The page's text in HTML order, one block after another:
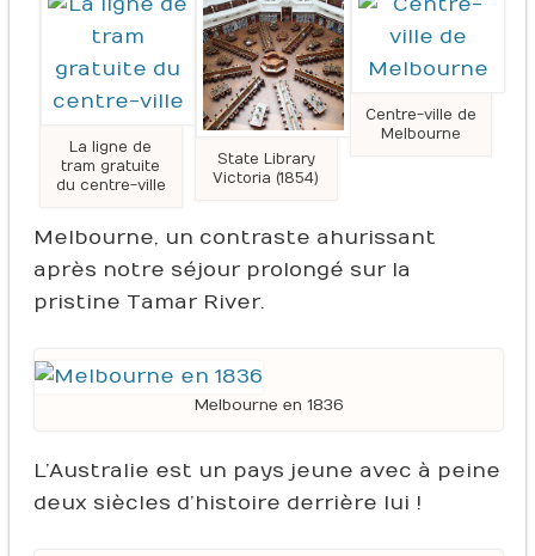
La ligne de
tram gratuite
du centre-ville
State Library
Victoria (1854)
Centre-ville de
Melbourne
Melbourne, un contraste ahurissant
après notre séjour prolongé sur la
pristine Tamar River.
Melbourne en 1836
L’Australie est un pays jeune avec à peine
deux siècles d’histoire derrière lui !